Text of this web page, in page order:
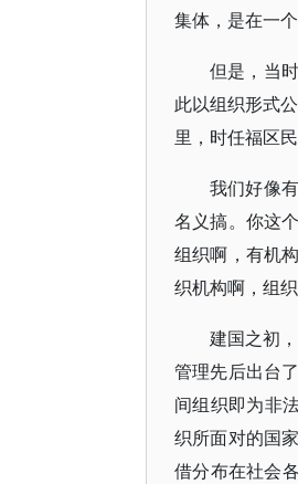
集体，是在一
但是，当
此以组织形式
里，时任福区
我们好像
名义搞。你这
组织啊，有机
织机构啊，组
建国之初
管理先后出台
间组织即为非
织所面对的国
借分布在社会